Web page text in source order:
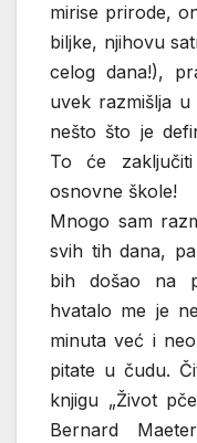
mirise prirode,
biljke, njihovu
celog dana!),
uvek razmišlja
nešto što je
To će
osnovne škole!
Mnogo sam
svih tih dana,
bih došao na
hvatalo me je
minuta već i
pitate u čudu.
knjigu „Život
Bernard